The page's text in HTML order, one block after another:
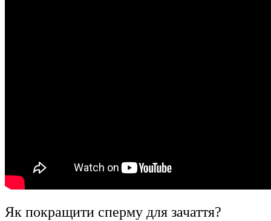
Як покращити сперму для зачаття?